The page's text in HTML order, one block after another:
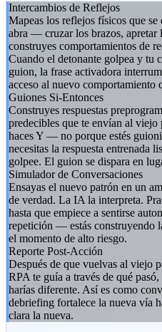
Intercambios de Reflejos
Mapeas los reflejos físicos que se
abra — cruzar los brazos,
construyes comportamientos de
Cuando el detonante golpea y tu
guion, la frase activadora
acceso al nuevo comportamiento
Guiones Si-Entonces
Construyes respuestas
predecibles que te envían al
haces Y — no porque estés
necesitas la respuesta entrenada
golpee. El guion se dispara en
Simulador de Conversaciones
Ensayas el nuevo patrón en un
de verdad. La IA la interpreta.
hasta que empiece a sentirse
repetición — estás construyendo
el momento de alto riesgo.
Reporte Post-Acción
Después de que vuelvas al
RPA te guía a través de qué
harías diferente. Así es como
debriefing fortalece la nueva vía
clara la nueva.